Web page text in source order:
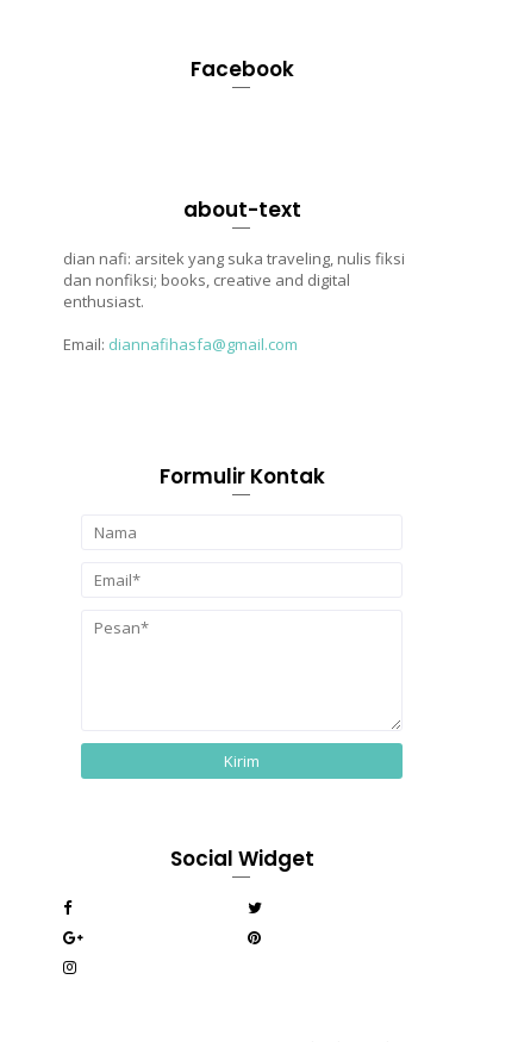
Facebook
about-text
dian nafi: arsitek yang suka traveling, nulis fiksi
dan nonfiksi; books, creative and digital
enthusiast.
Email: diannafihasfa@gmail.com
Formulir Kontak
Social Widget